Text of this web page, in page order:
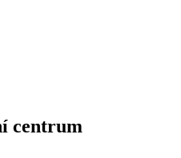
centrum